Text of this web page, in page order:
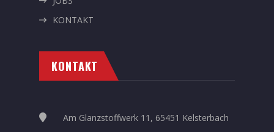
KONTAKT
KONTAKT
Am Glanzstoffwerk 11, 65451 Kelsterbach